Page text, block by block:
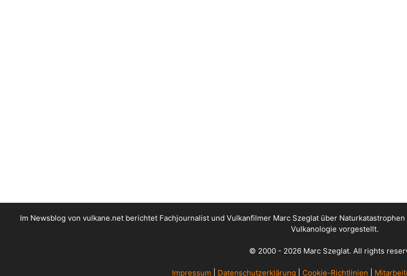
Im Newsblog von vulkane.net berichtet Fachjournalist und Vulkanfilmer Marc Szeglat über
Vulkanologie vorgestellt.
© 2000 - 2026 Marc Szeglat. All rights
Impressum Datenschutzerklärung Cookie-Richtlinien